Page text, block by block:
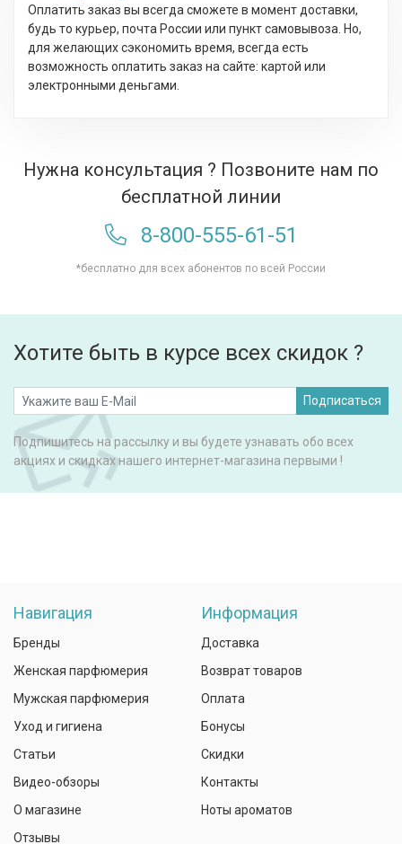
Оплатить заказ вы всегда сможете в момент доставки,
будь то курьер, почта России или пункт самовывоза. Но,
для желающих сэкономить время, всегда есть
возможность оплатить заказ на сайте: картой или
электронными деньгами.
Нужна консультация ? Позвоните нам по
бесплатной линии
8-800-555-61-51
*бесплатно для всех абонентов по всей России
Хотите быть в курсе всех скидок ?
Подписаться
Подпишитесь на рассылку и вы будете узнавать обо всех
акциях и скидках нашего интернет-магазина первыми !
Навигация
Бренды
Женская парфюмерия
Мужская парфюмерия
Уход и гигиена
Статьи
Видео-обзоры
О магазине
Отзывы
Информация
Доставка
Возврат товаров
Оплата
Бонусы
Скидки
Контакты
Ноты ароматов